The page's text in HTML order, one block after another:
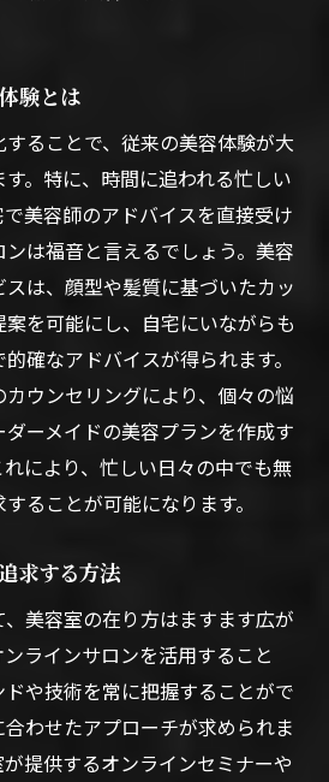
くオンライン美容室の可能性
を自宅で美容室オンラインサ
美容アドバイスを受ける方法
のプロフェッショナルなケア
家からのアドバイス活用術
ロンでの自己ケアの実現
インサービスの実践的な活用
プロの美容知識
験とは
ることで、従来の美容体験が大
。特に、時間に追われる忙しい
美容師のアドバイスを直接受け
は福音と言えるでしょう。美容
は、顔型や髪質に基づいたカッ
案を可能にし、自宅にいながらも
確なアドバイスが得られます。
ウンセリングにより、個々の悩
ーメイドの美容プランを作成す
により、忙しい日々の中でも無
ることが可能になります。
求する方法
美容室の在り方はますます広が
ラインサロンを活用すること
や技術を常に把握することがで
わせたアプローチが求められま
提供するオンラインセミナーや